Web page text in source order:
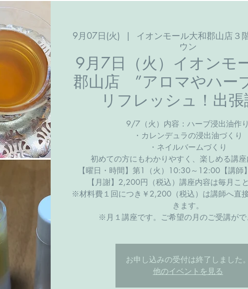
9月07日(火)
  |
イオンモール大和郡山店３
ウン
9月7日（火）イオンモ
郡山店 ”アロマやハー
リフレッシュ！出張
9/7（火）内容：ハーブ浸出油作り
・カレンデュラの浸出油づくり
・ネイルバームづくり
初めての方にもわかりやすく、楽しめる講座
【曜日・時間】第1（火）10:30～12:00【講
【月謝】2,200円（税込）講座内容は毎月こ
※材料費１回につき￥2,200（税込）は講師へ直
きます。
※月１講座です。ご希望の月のご受講がで
お申し込みの受付は終了しました。
他のイベントを見る